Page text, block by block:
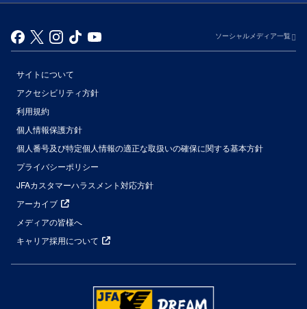
ソーシャルメディア一覧
サイトについて
アクセシビリティ方針
利用規約
個人情報保護方針
個人番号及び特定個人情報の適正な取扱いの確保に関する基本方針
プライバシーポリシー
JFAカスタマーハラスメント対応方針
アーカイブ
メディアの皆様へ
キャリア採用について